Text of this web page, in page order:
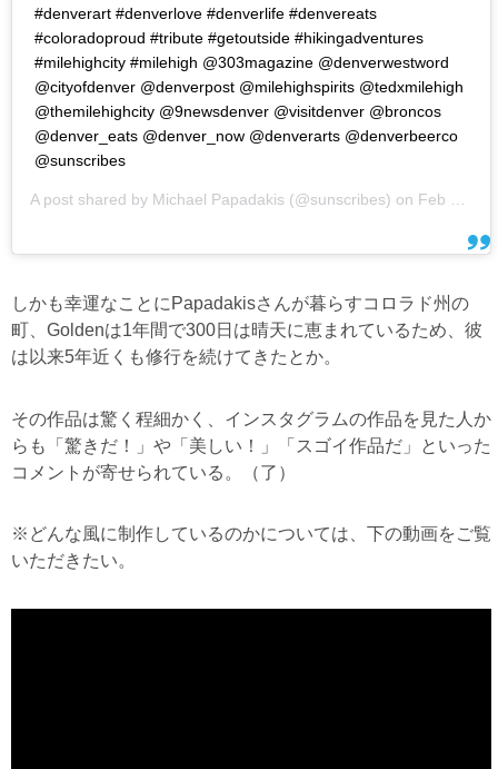
#denverart #denverlove #denverlife #denvereats
#coloradoproud #tribute #getoutside #hikingadventures
#milehighcity #milehigh @303magazine @denverwestword
@cityofdenver @denverpost @milehighspirits @tedxmilehigh
@themilehighcity @9newsdenver @visitdenver @broncos
@denver_eats @denver_now @denverarts @denverbeerco
@sunscribes
A post shared by Michael Papadakis (@sunscribes) on Feb 15, 2018 at 3:42pm PST
しかも幸運なことにPapadakisさんが暮らすコロラド州の
町、Goldenは1年間で300日は晴天に恵まれているため、彼
は以来5年近くも修行を続けてきたとか。
その作品は驚く程細かく、インスタグラムの作品を見た人か
らも「驚きだ！」や「美しい！」「スゴイ作品だ」といった
コメントが寄せられている。（了）
※どんな風に制作しているのかについては、下の動画をご覧
いただきたい。